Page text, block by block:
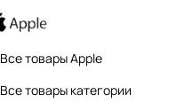
Все товары Apple
Все товары категории